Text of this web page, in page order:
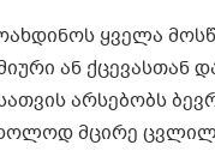
ყველა
ან ქცევასთან
არსებობს
მცირე